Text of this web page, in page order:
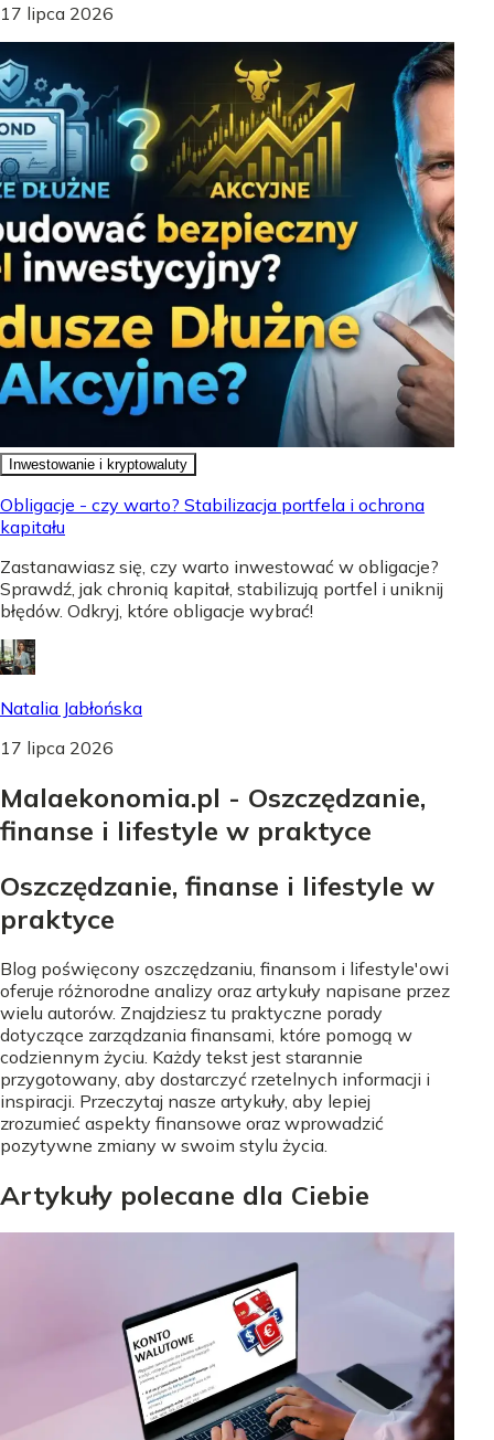
17 lipca 2026
Inwestowanie i kryptowaluty
Obligacje - czy warto? Stabilizacja portfela i ochrona
kapitału
Zastanawiasz się, czy warto inwestować w obligacje?
Sprawdź, jak chronią kapitał, stabilizują portfel i uniknij
błędów. Odkryj, które obligacje wybrać!
Natalia Jabłońska
17 lipca 2026
Malaekonomia.pl - Oszczędzanie,
finanse i lifestyle w praktyce
Oszczędzanie, finanse i lifestyle w
praktyce
Blog poświęcony oszczędzaniu, finansom i lifestyle'owi
oferuje różnorodne analizy oraz artykuły napisane przez
wielu autorów. Znajdziesz tu praktyczne porady
dotyczące zarządzania finansami, które pomogą w
codziennym życiu. Każdy tekst jest starannie
przygotowany, aby dostarczyć rzetelnych informacji i
inspiracji. Przeczytaj nasze artykuły, aby lepiej
zrozumieć aspekty finansowe oraz wprowadzić
pozytywne zmiany w swoim stylu życia.
Artykuły polecane dla Ciebie